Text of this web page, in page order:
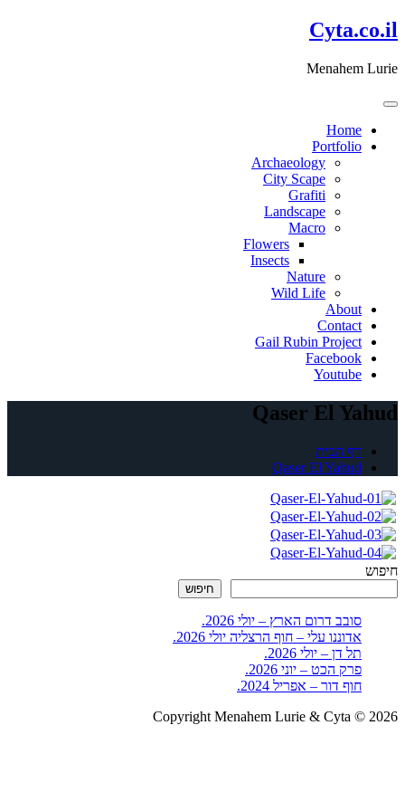
דלג
לתוכן
Cyta.co.il
Menahem Lurie
Home
Portfolio
Archaeology
City Scape
Grafiti
Landscape
Macro
Flowers
Insects
Nature
Wild Life
About
Contact
Gail Rubin Project
Facebook
Youtube
Qaser El Yahud
דף הבית
Qaser El Yahud
חיפוש
חיפוש
סובב דרום הארץ – יולי 2026.
אדוננו עלי – חוף הרצליה יולי 2026.
תל דן – יולי 2026.
פרק הכט – יוני 2026.
חוף דור – אפריל 2024.
Copyright Menahem Lurie & Cyta © 2026